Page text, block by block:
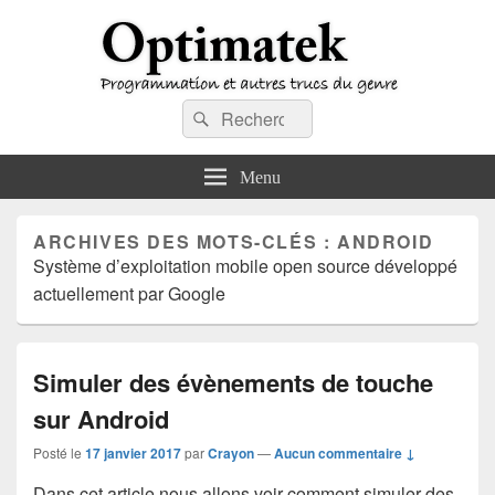
Programmation et autres trucs du genre
Recherche :
Rechercher
Menu
ARCHIVES DES MOTS-CLÉS :ANDROID
Système d’exploitation mobile open source développé
actuellement par Google
Simuler des évènements de touche
sur Android
Posté le 17 janvier 2017parCrayon—Aucun commentaire ↓